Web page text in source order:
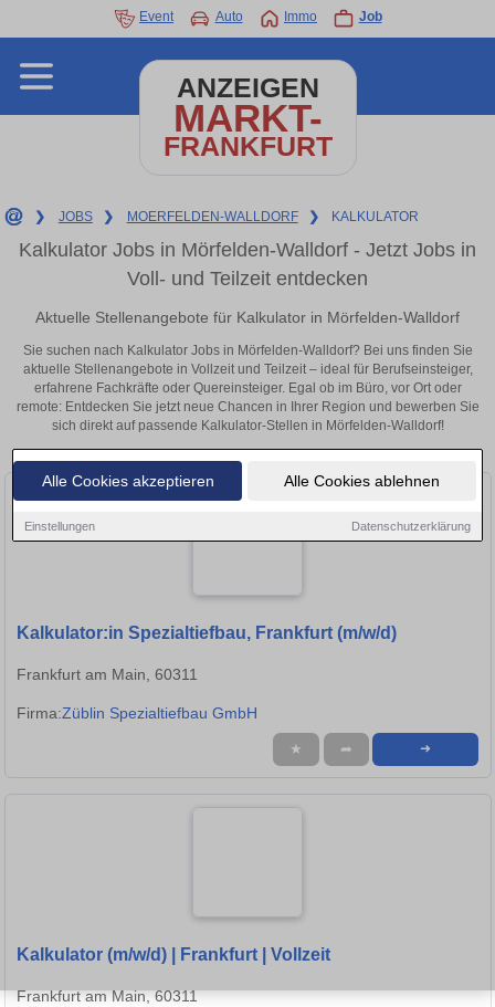
Alle Cookies akzeptieren Alle Cookies ablehnen
Einstellungen Datenschutzerklärung
Event Auto Immo Job
ANZEIGEN
MARKT-
FRANKFURT
❯ JOBS ❯ MOERFELDEN-WALLDORF ❯ KALKULATOR
Kalkulator Jobs in Mörfelden-Walldorf - Jetzt Jobs in
Voll- und Teilzeit entdecken
Aktuelle Stellenangebote für Kalkulator in Mörfelden-Walldorf
Sie suchen nach Kalkulator Jobs in Mörfelden-Walldorf? Bei uns finden Sie
aktuelle Stellenangebote in Vollzeit und Teilzeit – ideal für Berufseinsteiger,
erfahrene Fachkräfte oder Quereinsteiger. Egal ob im Büro, vor Ort oder
remote: Entdecken Sie jetzt neue Chancen in Ihrer Region und bewerben Sie
sich direkt auf passende Kalkulator-Stellen in Mörfelden-Walldorf!
Kalkulator:in Spezialtiefbau, Frankfurt (m/w/d)
Frankfurt am Main, 60311
Firma:Züblin Spezialtiefbau GmbH
★ ➦ ➜
Kalkulator (m/w/d) | Frankfurt | Vollzeit
Frankfurt am Main, 60311